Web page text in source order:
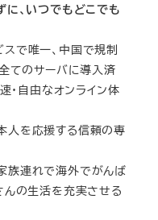
、いつでもどこでも
で唯一、中国で規制
てのサーバに導入済
・自由なオンライン体
人を応援する信頼の専
族連れで海外でがんば
の生活を充実させる